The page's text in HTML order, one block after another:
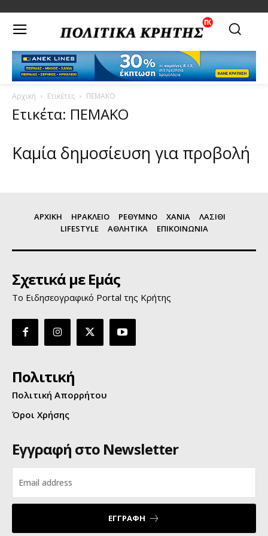
Αρχική Ετικέτες ΠΕΜΑΚΟ
Ετικέτα: ΠΕΜΑΚΟ
Καμία δημοσίευση για προβολή
ΑΡΧΙΚΗ ΗΡΑΚΛΕΙΟ ΡΕΘΥΜΝΟ ΧΑΝΙΑ
ΛΑΣΙΘΙ
LIFESTYLE
ΑΘΛΗΤΙΚΑ ΕΠΙΚΟΙΝΩΝΙΑ
Σχετικά με Εμάς
Το Ειδησεογραφικό Portal της Κρήτης
Πολιτική
Πολιτική Απορρήτου
Όροι Χρήσης
Εγγραφή στο Newsletter
ΕΓΓΡΑΦΗ